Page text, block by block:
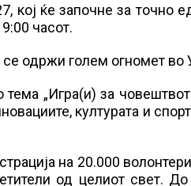
кој ќе започне за точно
часот.
се одржи голем огномет во
„Игра(и) за
културата и
на 20.000
од целиот свет.